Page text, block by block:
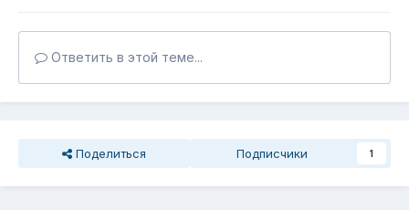
Ответить в этой теме...
Поделиться Подписчики 1